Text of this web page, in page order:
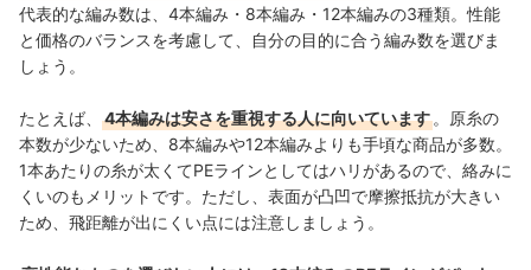
代表的な編み数は、4本編み・8本編み・12本編みの3種類。性能
と価格のバランスを考慮して、自分の目的に合う編み数を選びま
しょう。
たとえば、 4本編みは安さを重視する人に向いています 。原糸の
本数が少ないため、8本編みや12本編みよりも手頃な商品が多数。
1本あたりの糸が太くてPEラインとしてはハリがあるので、絡みに
くいのもメリットです。ただし、表面が凸凹で摩擦抵抗が大きい
ため、飛距離が出にくい点には注意しましょう。